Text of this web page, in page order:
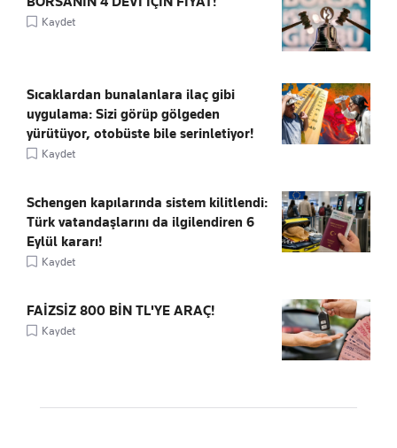
Kaydet
Sıcaklardan bunalanlara ilaç gibi
uygulama: Sizi görüp gölgeden
yürütüyor, otobüste bile serinletiyor!
Kaydet
Schengen kapılarında sistem kilitlendi:
Türk vatandaşlarını da ilgilendiren 6
Eylül kararı!
Kaydet
FAİZSİZ 800 BİN TL'YE ARAÇ!
Kaydet